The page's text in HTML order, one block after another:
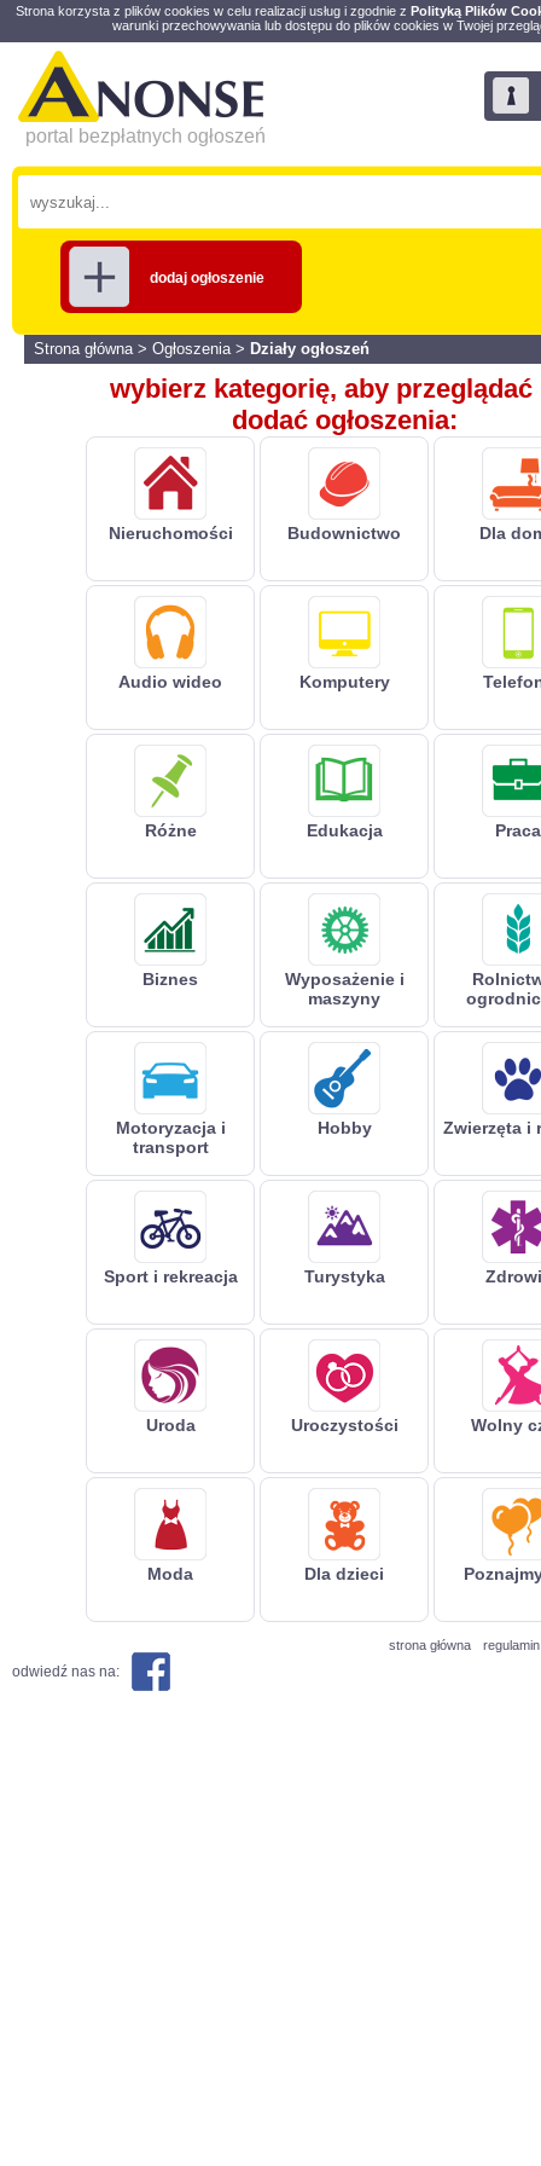
Strona korzysta z plików cookies w celu realizacji usług i zgodnie z Polityką Plików
warunki przechowywania lub dostępu do plików cookies w Twojej
portal bezpłatnych ogłoszeń
dodaj ogłoszenie
Strona główna> Ogłoszenia > Działy ogłoszeń
wybierz kategorię, aby przeglądać
dodać ogłoszenia:
Nieruchomości Budownictwo Dla
Audio wideo Komputery
Różne Edukacja Praca
Biznes
Wyposażenie i
maszyny
Motoryzacja i
transport
Hobby Zwierzęta i
Sport i rekreacja Turystyka
Uroda Uroczystości Wolny
Moda Dla dzieci
strona główna regulamin
odwiedź nas na: